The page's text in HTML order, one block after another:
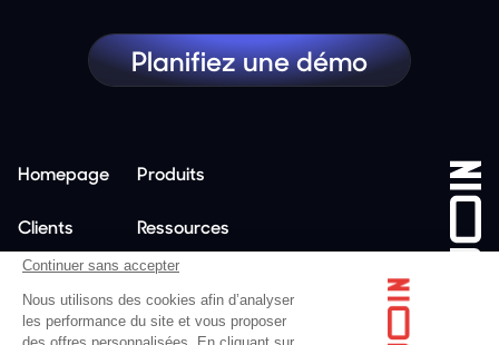
Continuer sans accepter
Nous utilisons des cookies afin d’analyser
les performance du site et vous proposer
des offres personnalisées. En cliquant sur
Planifiez une démo
Homepage Produits
Clients Ressources
Tarifs Entreprise